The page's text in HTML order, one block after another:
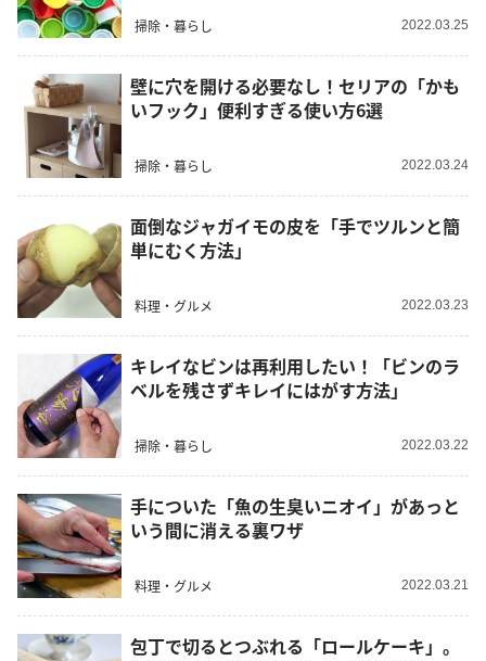
掃除・暮らし 2022.03.25
壁に穴を開ける必要なし！セリアの「かも
いフック」便利すぎる使い方6選
掃除・暮らし 2022.03.24
面倒なジャガイモの皮を「手でツルンと簡
単にむく方法」
料理・グルメ 2022.03.23
キレイなビンは再利用したい！「ビンのラ
ベルを残さずキレイにはがす方法」
掃除・暮らし 2022.03.22
手についた「魚の生臭いニオイ」があっと
いう間に消える裏ワザ
料理・グルメ 2022.03.21
包丁で切るとつぶれる「ロールケーキ」。